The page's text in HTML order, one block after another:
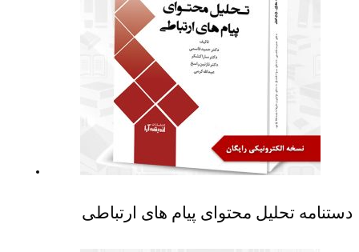
دستنامه تحلیل محتوای پیام های ارتباطی